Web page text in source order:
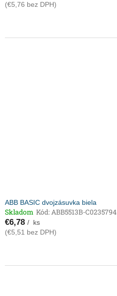
(€5,76 bez DPH)
ABB BASIC dvojzásuvka biela
Skladom Kód:ABB5513B-C0235794
€6,78 / ks
(€5,51 bez DPH)